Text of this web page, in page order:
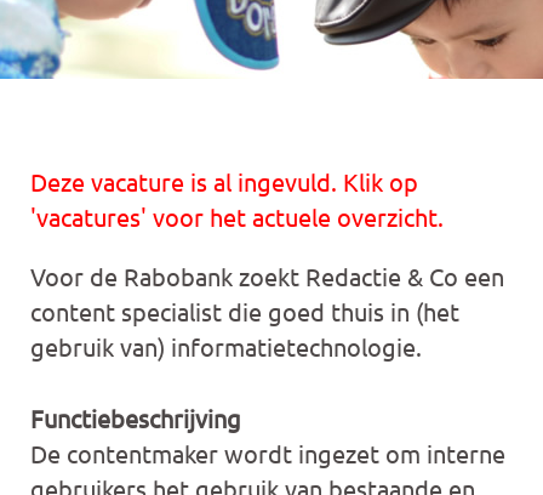
Deze vacature is al ingevuld. Klik op
'vacatures' voor het actuele overzicht.
Voor de Rabobank zoekt Redactie & Co een
content specialist die goed thuis in (het
gebruik van) informatietechnologie.
Functiebeschrijving
De contentmaker wordt ingezet om interne
gebruikers het gebruik van bestaande en